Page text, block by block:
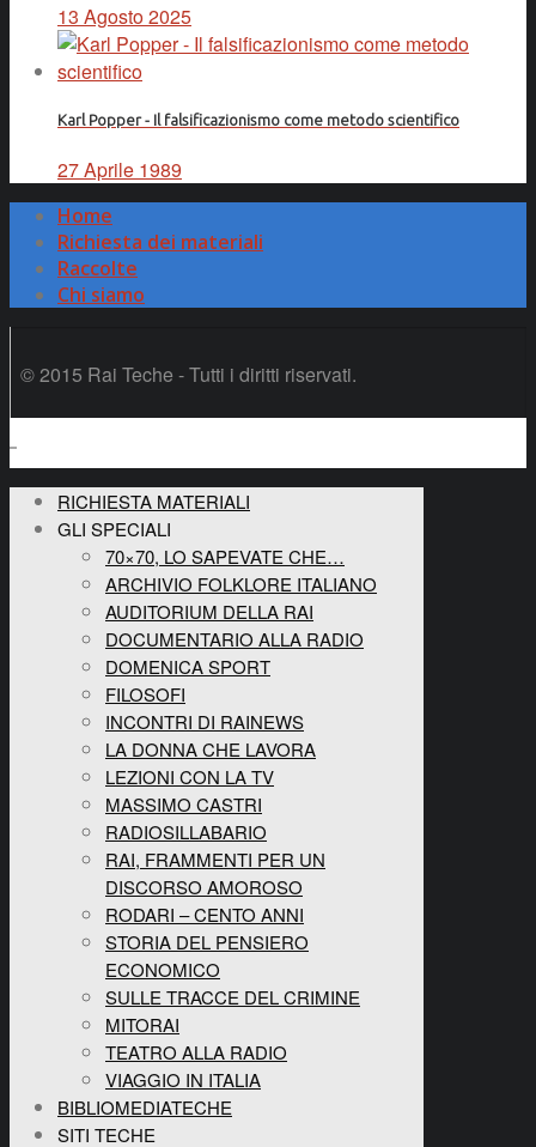
13 Agosto 2025
Karl Popper - Il falsificazionismo come metodo scientifico
27 Aprile 1989
Home
Richiesta dei materiali
Raccolte
Chi siamo
© 2015 Rai Teche - Tutti i diritti riservati.
RICHIESTA MATERIALI
GLI SPECIALI
70×70, LO SAPEVATE CHE…
ARCHIVIO FOLKLORE ITALIANO
AUDITORIUM DELLA RAI
DOCUMENTARIO ALLA RADIO
DOMENICA SPORT
FILOSOFI
INCONTRI DI RAINEWS
LA DONNA CHE LAVORA
LEZIONI CON LA TV
MASSIMO CASTRI
RADIOSILLABARIO
RAI, FRAMMENTI PER UN
DISCORSO AMOROSO
RODARI – CENTO ANNI
STORIA DEL PENSIERO
ECONOMICO
SULLE TRACCE DEL CRIMINE
MITORAI
TEATRO ALLA RADIO
VIAGGIO IN ITALIA
BIBLIOMEDIATECHE
SITI TECHE